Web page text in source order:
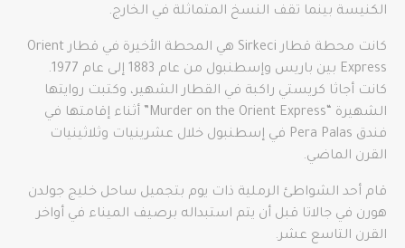
الكنيسة بينما تقف النسخ المتماثلة في الخارج.
كانت محطة قطار Sirkeci هي المحطة الأخيرة في قطار Orient
Express بين باريس وإسطنبول من عام 1883 إلى عام 1977.
كانت أجاثا كريستي راكبة في القطار الشهير، وكتبت روايتها
الشهيرة “Murder on the Orient Express” أثناء إقامتها في
فندق Pera Palas في إسطنبول خلال عشرينيات وثلاثينيات
القرن الماضي.
قام أحد الشواطئ الرملية ذات يوم بتجميل ساحل خليج جولدن
هورن في جالاتا قبل أن يتم استبداله برصيف الميناء في أواخر
القرن التاسع عشر.